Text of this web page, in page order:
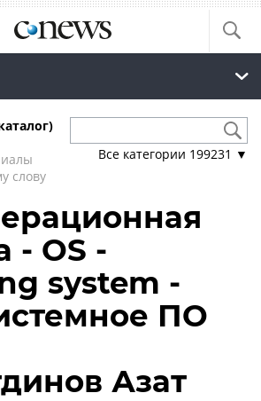
слову
Все категории 199231 ▼
- OS -
system -
ПО
Азат